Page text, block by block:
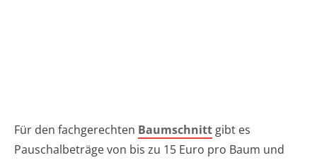
Für den fachgerechten Baumschnitt gibt es
Pauschalbeträge von bis zu 15 Euro pro Baum und